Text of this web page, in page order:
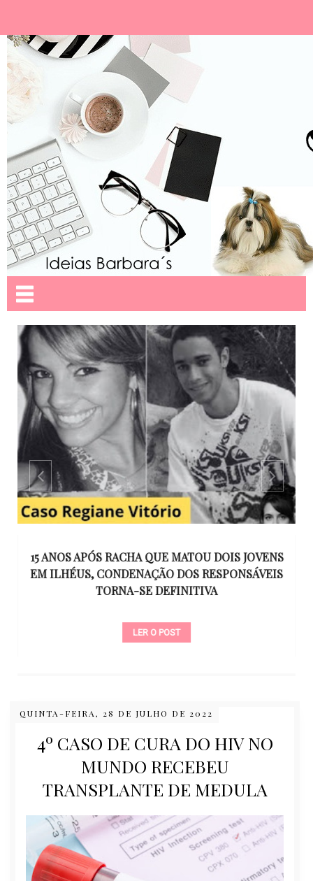
15 ANOS APÓS RACHA QUE MATOU DOIS JOVENS
EM ILHÉUS, CONDENAÇÃO DOS RESPONSÁVEIS
TORNA-SE DEFINITIVA
LER O POST
QUINTA-FEIRA, 28 DE JULHO DE 2022
4º CASO DE CURA DO HIV NO
MUNDO RECEBEU
TRANSPLANTE DE MEDULA